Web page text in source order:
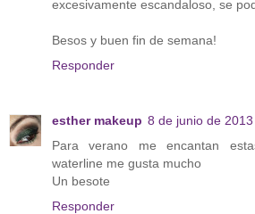
excesivamente escandaloso, se
Besos y buen fin de semana!
Responder
esther makeup 8 de junio de
Para verano me encantan
waterline me gusta mucho
Un besote
Responder